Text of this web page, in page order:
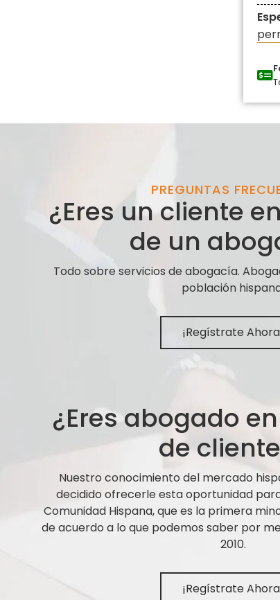
PREGUNTAS
¿Eres un cliente
de un
Todo sobre servicios de abogacía.
población
¡Regístrate
¿Eres abogado
de
Nuestro conocimiento del mercado
decidido ofrecerle esta oportunidad
Comunidad Hispana, que es la primera
de acuerdo a lo que podemos saber por
2010.
¡Regístrate